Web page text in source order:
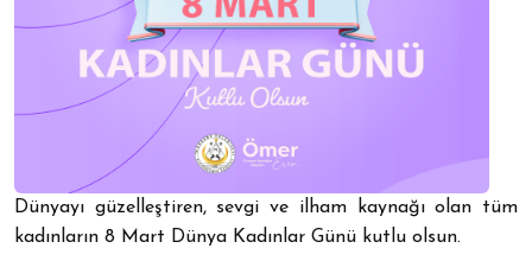
Dünyayı güzelleştiren, sevgi ve ilham kaynağı olan tüm
kadınların 8 Mart Dünya Kadınlar Günü kutlu olsun.